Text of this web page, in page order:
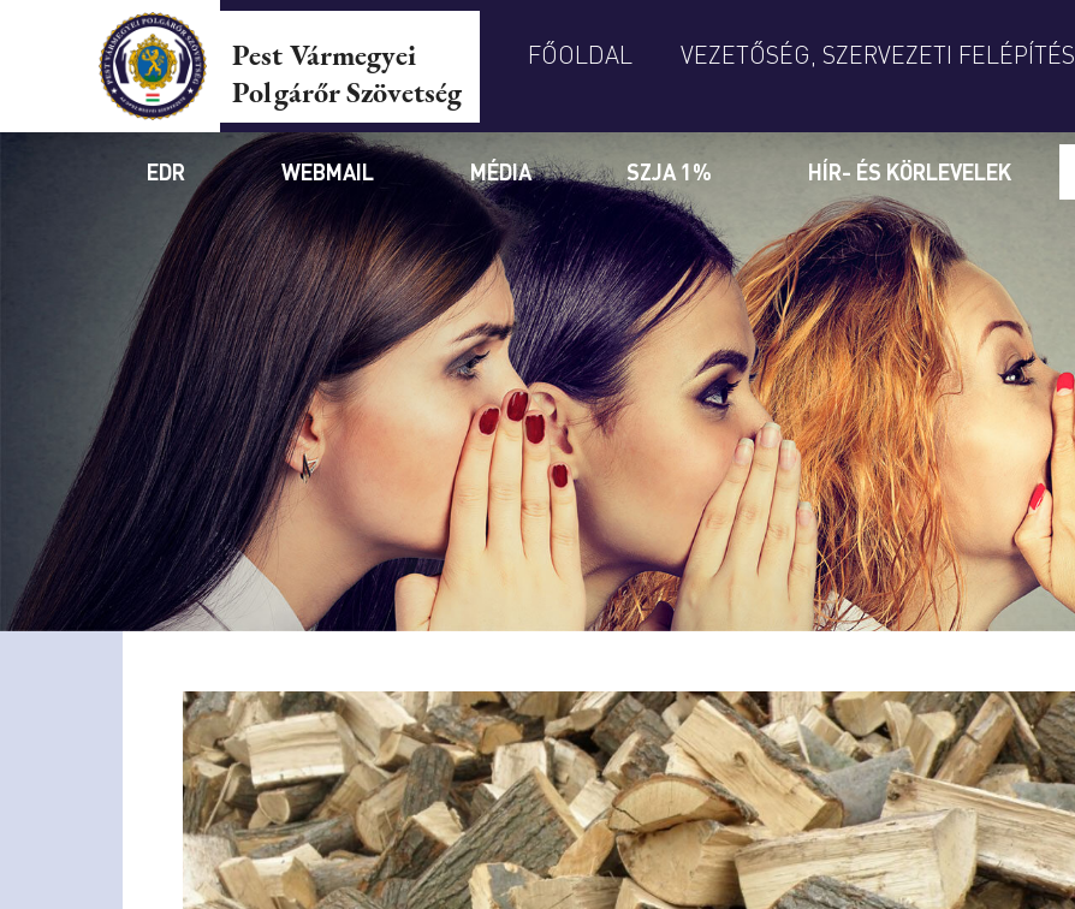
Pest Vármegyei
Polgárőr Szövetség
FŐOLDAL VEZETŐSÉG, SZERVEZETI FELÉPÍTÉS
EDR WEBMAIL MÉDIA SZJA 1% HÍR- ÉS KÖRLEVELEK